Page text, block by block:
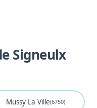
Signeulx
Mussy La Ville(6750)